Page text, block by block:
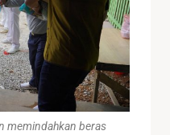
memindahkan beras